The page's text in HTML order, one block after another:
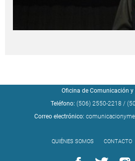
Oficina de Comunicación y
Teléfono: (506) 2550-2218 /
Correo electrónico:
QUIÉNES SOMOS CONTACTO